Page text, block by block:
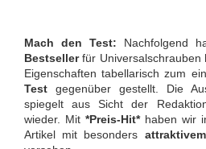
Mach den Test: Nachfolgend
Bestsellerfür Universalschrauben
Eigenschaften tabellarisch zum
Test gegenüber gestellt. Die
spiegelt aus Sicht der
wieder. Mit *Preis-Hit*haben wir
Artikel mit besonders